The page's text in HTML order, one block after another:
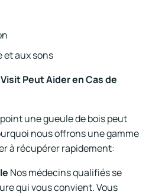
et aux sons
Peut Aider en Cas de
une gueule de bois peut
nous offrons une gamme
à récupérer rapidement:
Nos médecins qualifiés se
qui vous convient. Vous